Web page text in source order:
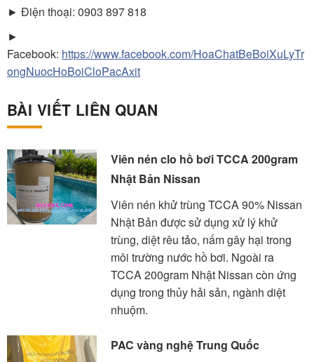
► Điện thoại: 0903 897 818
►
Facebook: https://www.facebook.com/HoaChatBeBoiXuLyTr
ongNuocHoBoiCloPacAxit
BÀI VIẾT LIÊN QUAN
Viên nén clo hồ bơi TCCA 200gram
Nhật Bản Nissan
Viên nén khử trùng TCCA 90% Nissan
Nhật Bản được sử dụng xử lý khử
trùng, diệt rêu tảo, nấm gây hại trong
môi trường nước hồ bơi. Ngoài ra
TCCA 200gram Nhật Nissan còn ứng
dụng trong thủy hải sản, ngành diệt
nhuộm.
PAC vàng nghệ Trung Quốc